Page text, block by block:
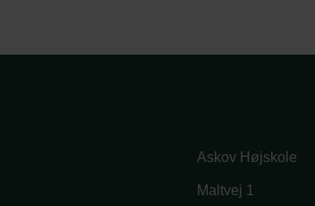
Askov Højskole
Maltvej 1